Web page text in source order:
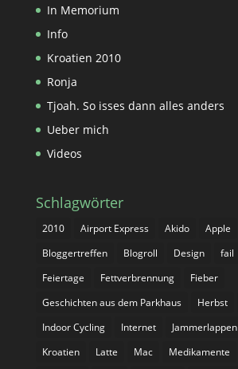
In Memorium
Info
Kroatien 2010
Ronja
Tjoah. So isses dann alles anders
Ueber mich
Videos
Schlagwörter
2010 Airport Express Akido Apple
Bloggertreffen
Blogroll Design fail
Feiertage
Fettverbrennung
Fieber
Geschichten aus dem Parkhaus
Herbst
Indoor Cycling
Internet Jammerlappen
Kroatien
Latte Mac Medikamente